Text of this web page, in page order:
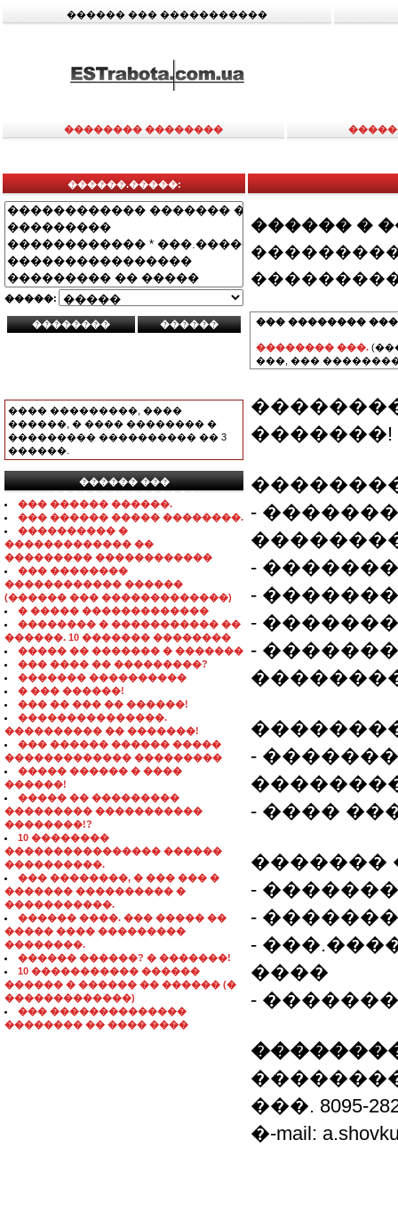
������ ��� �����������
�������� ��������
������.�����:
�����:
���� ���������, ����
������, � ���� �������� �
��������� ���������� �� 3
������.
������ ���
���������������
��� ������ ������.
��� ������ ����� ��������.
���������� �
������������� ��
��������� ������������
��� ��������
������������ ������
(������ ��� �������������)
� ����� �������������
�������� � ����������� ��
������. 10 ������� ��������
����� �� ������� � �������
��� ���� �� ���������?
������� ����������
� ��� ������!
��� �� ��� �� ������!
���������������.
���������� �� �������!
��� ������ ������ �����
������������� ���������
����� ������ � ����
������!
����� �� ���������
��������� �����������
��������!?
10 ��������
���������������� ������
����������.
��� ��������, � ��� ��� �
������� ���������� �
�����������.
������ ����. ��� ����� ��
����� ���� ���������
��������.
������ ������? � �������!
10 ����������� ������
������ � ������ �� ������ (�
�������������)
��� ��������������
�������� �� ���� ����
������ �
��� ��������
�������� ���.
���, ���
�������!
-
-
-
-
-
-
- ����
�������
-
-
-
����
-
���. 8095-
�-mail: